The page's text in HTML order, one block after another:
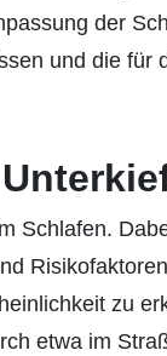
der
und die für
Schlafen.
zu
etwa im